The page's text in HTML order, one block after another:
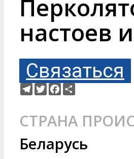
настоев
Связаться
Telegram
TwitterFacebook
СТРАНА
Беларусь